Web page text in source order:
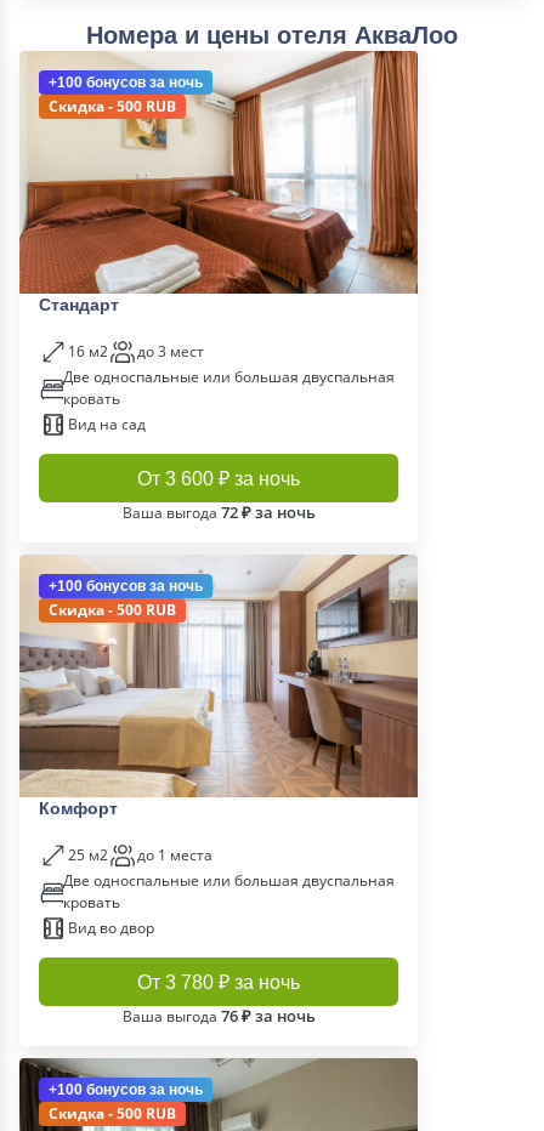
Номера и цены отеля АкваЛоо
+100 бонусов за ночь
Скидка - 500 RUB
Стандарт
16 м2
до 3 мест
Две односпальные или большая двуспальная
кровать
Вид на сад
От 3 600 ₽ за ночь
Ваша выгода 72 ₽ за ночь
+100 бонусов за ночь
Скидка - 500 RUB
Комфорт
25 м2
до 1 места
Две односпальные или большая двуспальная
кровать
Вид во двор
От 3 780 ₽ за ночь
Ваша выгода 76 ₽ за ночь
+100 бонусов за ночь
Скидка - 500 RUB